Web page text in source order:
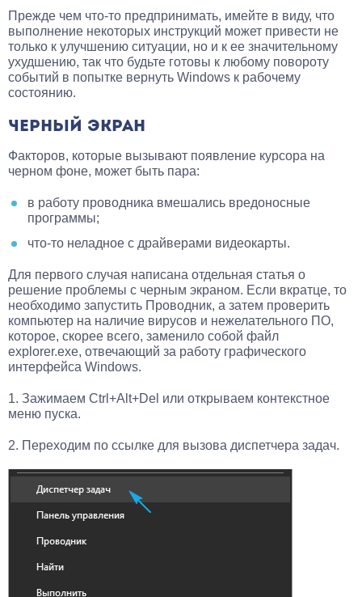
Прежде чем что-то предпринимать, имейте в виду, что
выполнение некоторых инструкций может привести не
только к улучшению ситуации, но и к ее значительному
ухудшению, так что будьте готовы к любому повороту
событий в попытке вернуть Windows к рабочему
состоянию.
ЧЕРНЫЙ ЭКРАН
Факторов, которые вызывают появление курсора на
черном фоне, может быть пара:
в работу проводника вмешались вредоносные
программы;
что-то неладное с драйверами видеокарты.
Для первого случая написана отдельная статья о
решение проблемы с черным экраном. Если вкратце, то
необходимо запустить Проводник, а затем проверить
компьютер на наличие вирусов и нежелательного ПО,
которое, скорее всего, заменило собой файл
explorer.exe, отвечающий за работу графического
интерфейса Windows.
1. Зажимаем Ctrl+Alt+Del или открываем контекстное
меню пуска.
2. Переходим по ссылке для вызова диспетчера задач.